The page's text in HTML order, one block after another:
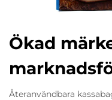
Ökad
Återanvändbara